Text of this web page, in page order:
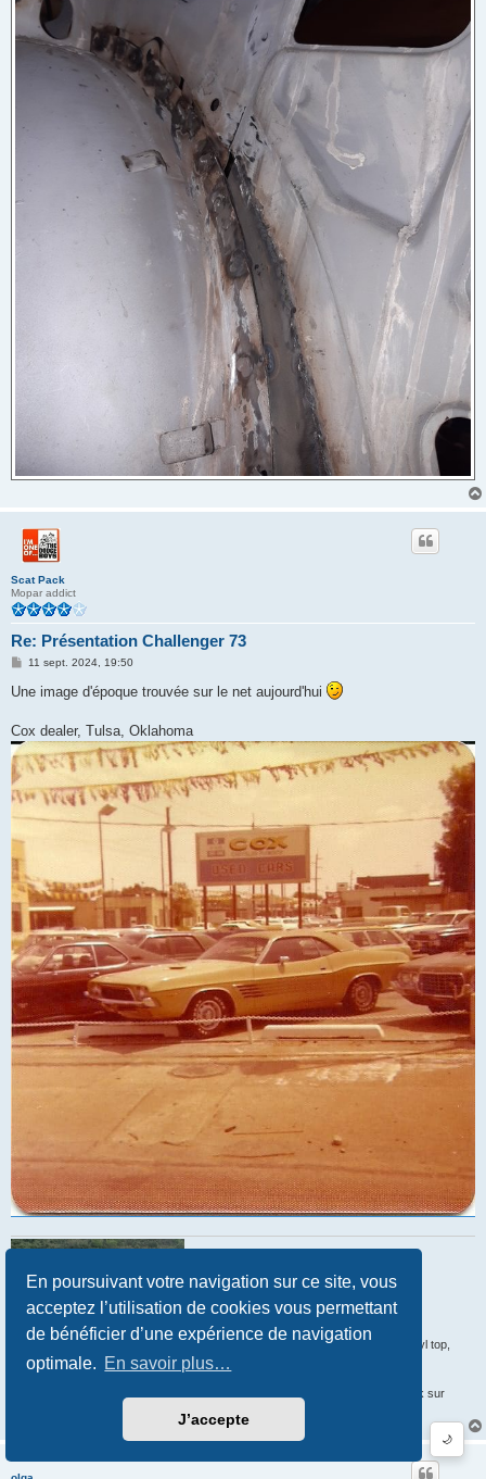
En poursuivant votre navigation sur ce site, vous
acceptez l’utilisation de cookies vous permettant
de bénéficier d’une expérience de navigation
optimale. En savoir plus…
J’accepte
🌙
Scat Pack
Mopar addict
Re: Présentation Challenger 73
M
s
s
g
e
11 sept. 2024, 19:50
Une image d'époque trouvée sur le net aujourd'hui
Cox dealer, Tulsa, Oklahoma
'71 Dodge Demon, B2 bright blue metallic, slant-six, A-833 4speed on floor, vinyl top,
front disk brakes, bucket seats.
Comme disait Confucius : "Mieux vaut un Slant-six qui démarre qu'un big-block sur